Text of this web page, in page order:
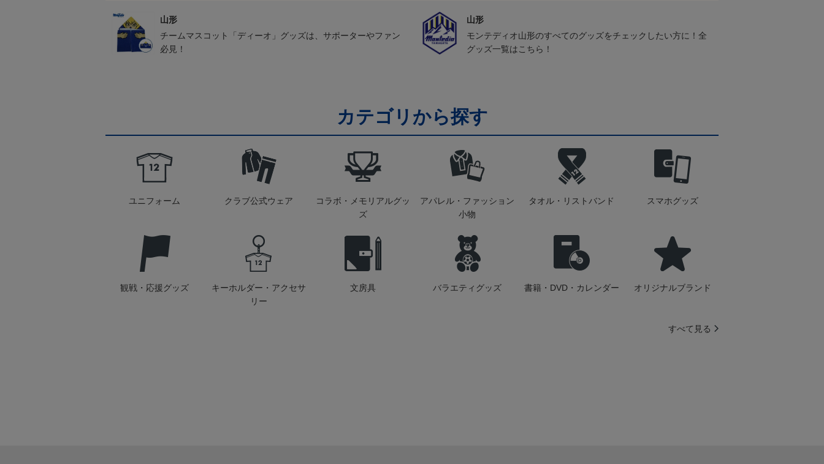
山形
チームマスコット「ディーオ」グッズは、サポーターやファン
必見！
山形
モンテディオ山形のすべてのグッズをチェックしたい方に！全
グッズ一覧はこちら！
カテゴリから探す
ユニフォーム クラブ公式ウェア
コラボ・メモリアルグッ
ズ
アパレル・ファッション
小物
タオル・リストバンド スマホグッズ
観戦・応援グッズ
キーホルダー・アクセサ
リー
文房具 バラエティグッズ 書籍・DVD・カレンダー オリジナルブランド
すべて見る